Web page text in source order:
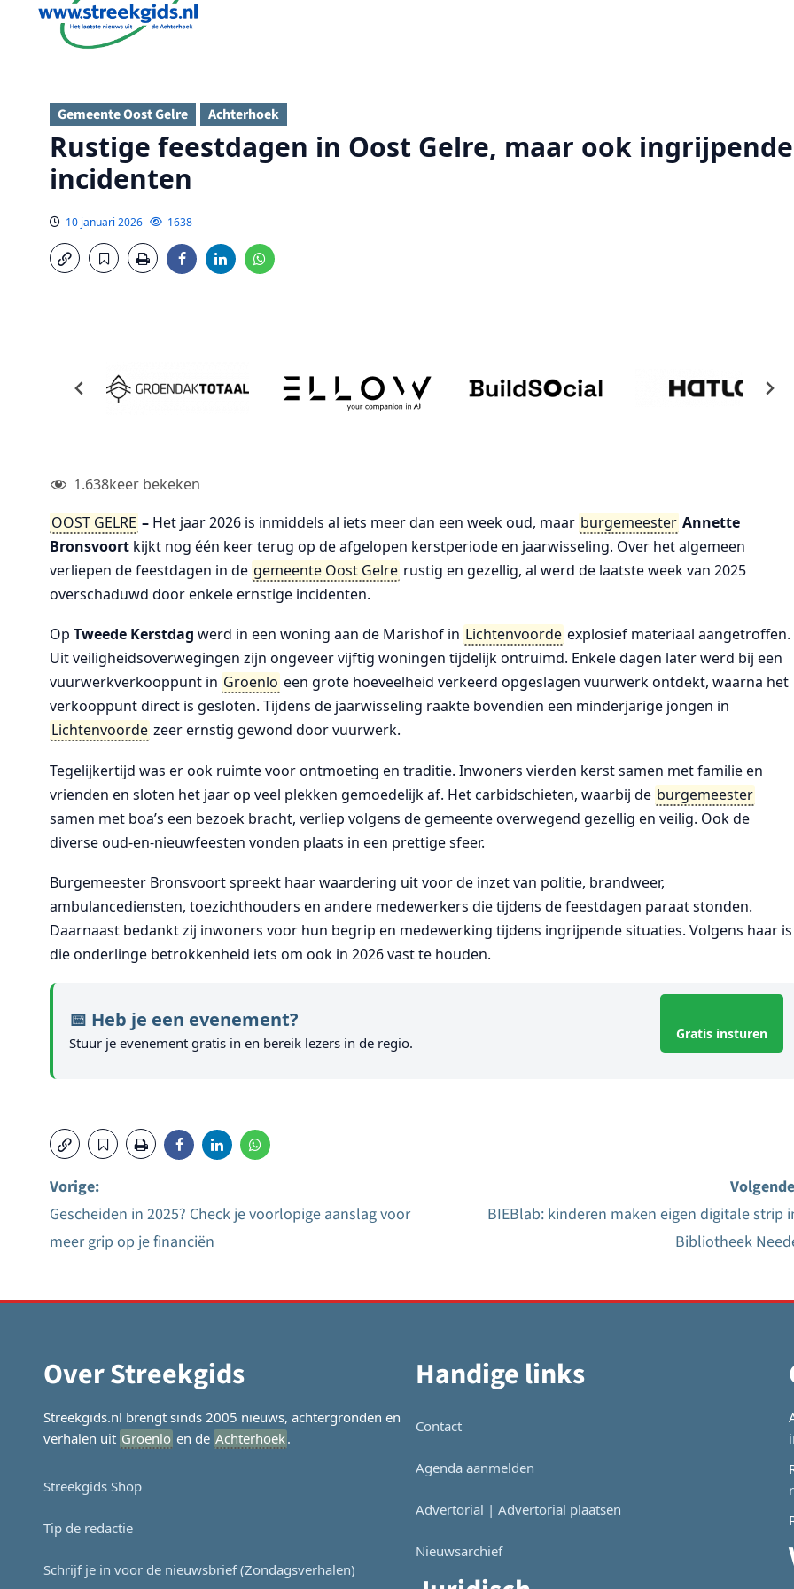
Gemeente Oost Gelre Achterhoek
Rustige feestdagen in Oost Gelre, maar ook ingrijpende
incidenten
10 januari 2026 1638
1.638keer bekeken
OOST GELRE – Het jaar 2026 is inmiddels al iets meer dan een week oud, maar burgemeester Annette
Bronsvoort kijkt nog één keer terug op de afgelopen kerstperiode en jaarwisseling. Over het algemeen
verliepen de feestdagen in de gemeente Oost Gelre rustig en gezellig, al werd de laatste week van 2025
overschaduwd door enkele ernstige incidenten.
OpTweede Kerstdag werd in een woning aan de Marishof in Lichtenvoorde explosief materiaal aangetroffen.
Uit veiligheidsoverwegingen zijn ongeveer vijftig woningen tijdelijk ontruimd. Enkele dagen later werd bij een
vuurwerkverkooppunt in Groenlo een grote hoeveelheid verkeerd opgeslagen vuurwerk ontdekt, waarna het
verkooppunt direct is gesloten. Tijdens de jaarwisseling raakte bovendien een minderjarige jongen in
Lichtenvoorde zeer ernstig gewond door vuurwerk.
Tegelijkertijd was er ook ruimte voor ontmoeting en traditie. Inwoners vierden kerst samen met familie en
vrienden en sloten het jaar op veel plekken gemoedelijk af. Het carbidschieten, waarbij de burgemeester
samen met boa’s een bezoek bracht, verliep volgens de gemeente overwegend gezellig en veilig. Ook de
diverse oud-en-nieuwfeesten vonden plaats in een prettige sfeer.
Burgemeester Bronsvoort spreekt haar waardering uit voor de inzet van politie, brandweer,
ambulancediensten, toezichthouders en andere medewerkers die tijdens de feestdagen paraat stonden.
Daarnaast bedankt zij inwoners voor hun begrip en medewerking tijdens ingrijpende situaties. Volgens haar is
die onderlinge betrokkenheid iets om ook in 2026 vast te houden.
📅 Heb je een evenement?
Stuur je evenement gratis in en bereik lezers in de regio.
Gratis insturen
Bericht
Vorige:
Gescheiden in 2025? Check je voorlopige aanslag voor
meer grip op je financiën
BIEBlab: kinderen maken eigen digitale strip
Bibliotheek
Over Streekgids
Streekgids.nl brengt sinds 2005 nieuws, achtergronden en
verhalen uit Groenlo en de Achterhoek.
Streekgids Shop
Tip de redactie
Schrijf je in voor de nieuwsbrief (Zondagsverhalen)
Handige links
Contact
Agenda aanmelden
Advertorial | Advertorial plaatsen
Nieuwsarchief